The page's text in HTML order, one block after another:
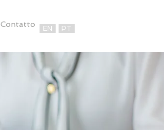
Contatto EN PT